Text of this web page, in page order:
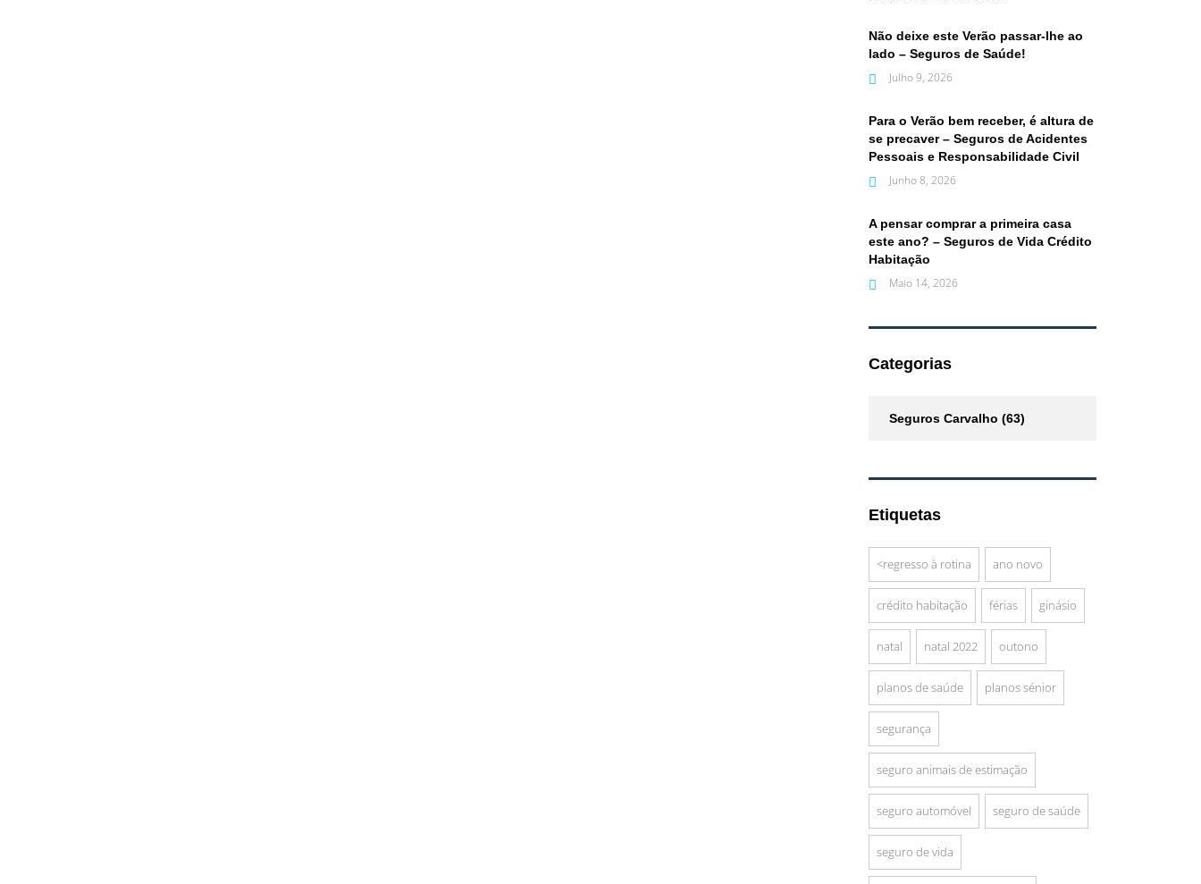
Não deixe este Verão passar-lhe ao
lado – Seguros de Saúde!
Julho 9, 2026
Para o Verão bem receber, é altura de
se precaver – Seguros de Acidentes
Pessoais e Responsabilidade Civil
Junho 8, 2026
A pensar comprar a primeira casa
este ano? – Seguros de Vida Crédito
Habitação
Maio 14, 2026
Categorias
Seguros Carvalho (63)
Etiquetas
<regresso à rotina ano novo
crédito habitação férias ginásio
natal natal 2022 outono
planos de saúde planos sénior
segurança
seguro animais de estimação
seguro automóvel seguro de saúde
seguro de vida